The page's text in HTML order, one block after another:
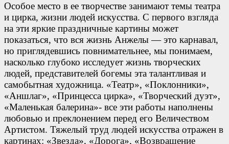
Особое место в ее творчестве занимают темы театра
и цирка, жизни людей искусства. С первого взгляда
на эти яркие праздничные картины может
показаться, что вся жизнь Анжелы — это карнавал,
но приглядевшись повнимательнее, мы понимаем,
насколько глубоко исследует жизнь творческих
людей, представителей богемы эта талантливая и
самобытная художница. «Театр», «Поклонники»,
«Аншлаг», «Принцесса цирка», «Творческий дуэт»,
«Маленькая балерина»- все эти работы наполнены
любовью и преклонением перед его Величеством
Артистом. Тяжелый труд людей искусства отражен в
картинах: «Звезда», «Дорога», «Возвращение